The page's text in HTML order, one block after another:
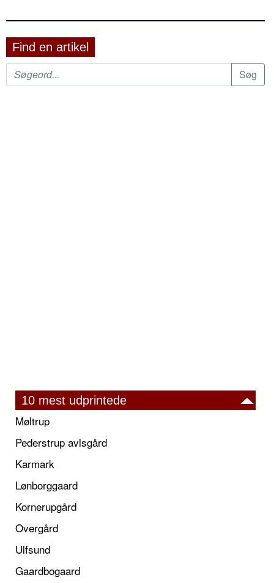
Find en artikel
10 mest udprintede
Møltrup
Pederstrup avlsgård
Karmark
Lønborggaard
Kornerupgård
Overgård
Ulfsund
Gaardbogaard